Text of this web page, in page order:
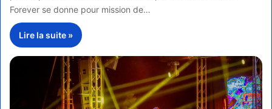
Forever se donne pour mission de…
Lire la suite »